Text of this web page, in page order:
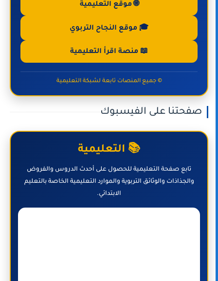
🌐 موقع التعليمية
🎓 موقع النجاح التربوي
📖 منصة اقرأ التعليمية
© جميع المنصات تابعة لشبكة التعليمية
صفحتنا على الفيسبوك
📚 التعليمية
تابع صفحة التعليمية للحصول على أحدث الدروس والفروض
والجذاذات والوثائق التربوية والموارد التعليمية الخاصة بالتعليم
الابتدائي.